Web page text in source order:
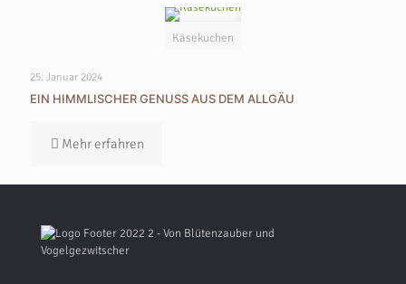
Käsekuchen
25. Januar 2024
EIN HIMMLISCHER GENUSS AUS DEM ALLGÄU
Mehr erfahren